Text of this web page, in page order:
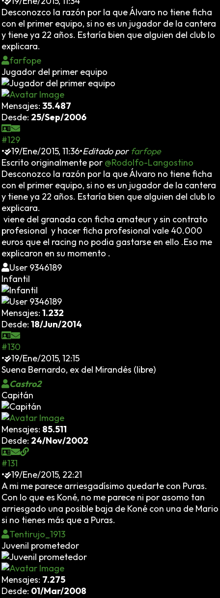
Desconozco la razón por la que Álvaro no tiene ficha
con el primer equipo, si no es un jugador de la cantera
y tiene ya 22 años. Estaría bien que alguien del club lo
explicara.
farfope
Jugador del primer equipo
Mensajes: 35.487
Desde: 25/Sep/2006
#129
•
19/Ene/2015, 11:36•Editado por farfope
Escrito originalmente por @Rodolfo-Langostino
Desconozco la razón por la que Álvaro no tiene ficha
con el primer equipo, si no es un jugador de la cantera
y tiene ya 22 años. Estaría bien que alguien del club lo
explicara.
viene del granada con ficha amateur y sin contrato
profesional y hacer ficha profesional vale 40.000
euros que el racing no podia gastarse en ello .Eso me
explicaron en su momento .
User 9346189
Infantil
Mensajes: 1.232
Desde: 18/Jun/2014
#130
•
19/Ene/2015, 12:15
Suena Bernardo, ex del Mirandés (libre)
Castro2
Capitán
Mensajes: 85.511
Desde: 24/Nov/2002
#131
•
19/Ene/2015, 22:21
A mi me parece arriesgadísimo quedarte con Puras.
Con lo que es Koné, no me parece ni por asomo tan
arriesgado una posible baja de Koné con una de Mario
si no tienes más que a Puras.
Tentirujo_1913
Juvenil prometedor
Mensajes: 7.275
Desde: 01/Mar/2008